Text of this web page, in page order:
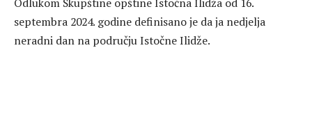
Odlukom Skupštine opštine Istočna Ilidža od 16.
septembra 2024. godine definisano je da ja nedjelja
neradni dan na području Istočne Ilidže.